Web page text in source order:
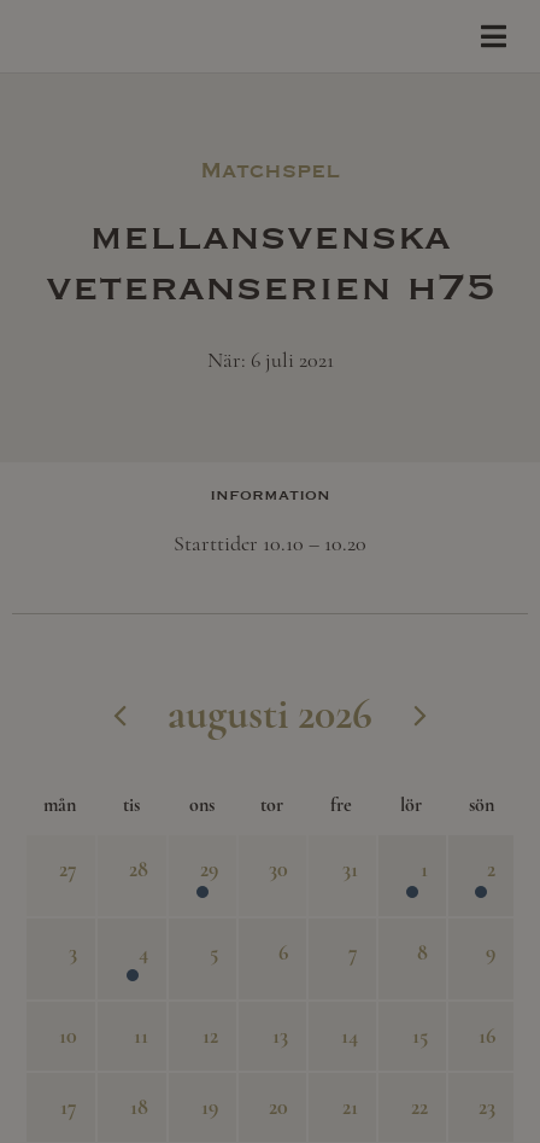
Matchspel
mellansvenska
veteranserien h75
När: 6 juli 2021
information
Starttider 10.10 – 10.20
augusti 2026
mån tis ons tor fre lör sön
27 28 29 30 31 1 2
3 4 5 6 7 8 9
10 11 12 13 14 15 16
17 18 19 20 21 22 23